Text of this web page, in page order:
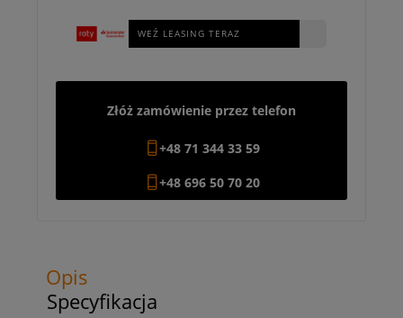
WEŹ LEASING TERAZ
Złóż zamówienie przez telefon
+48 71 344 33 59
+48 696 50 70 20
Opis
Specyfikacja